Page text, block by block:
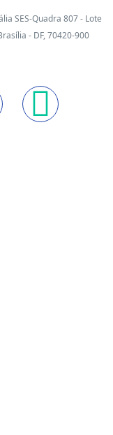
SES-Quadra 807 - Lote
- DF, 70420-900